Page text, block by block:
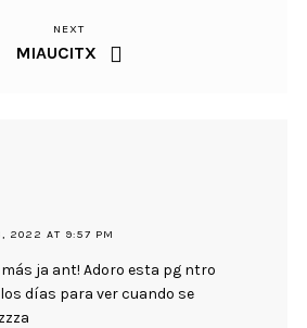
Next
Post
NEXT
MIAUCITX
2022 AT 9:57 PM
más ja ant! Adoro esta pg ntro
días para ver cuando se